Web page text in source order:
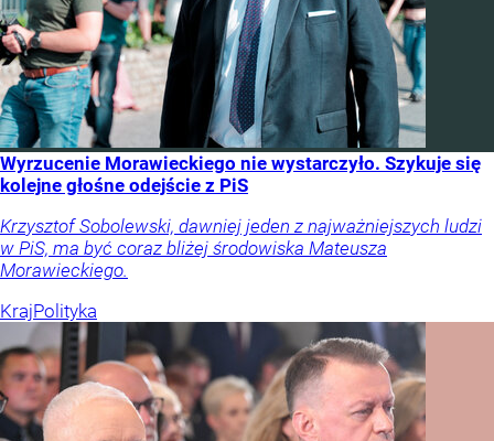
Wyrzucenie Morawieckiego nie wystarczyło. Szykuje się
kolejne głośne odejście z PiS
Krzysztof Sobolewski, dawniej jeden z najważniejszych ludzi
w PiS, ma być coraz bliżej środowiska Mateusza
Morawieckiego.
KrajPolityka